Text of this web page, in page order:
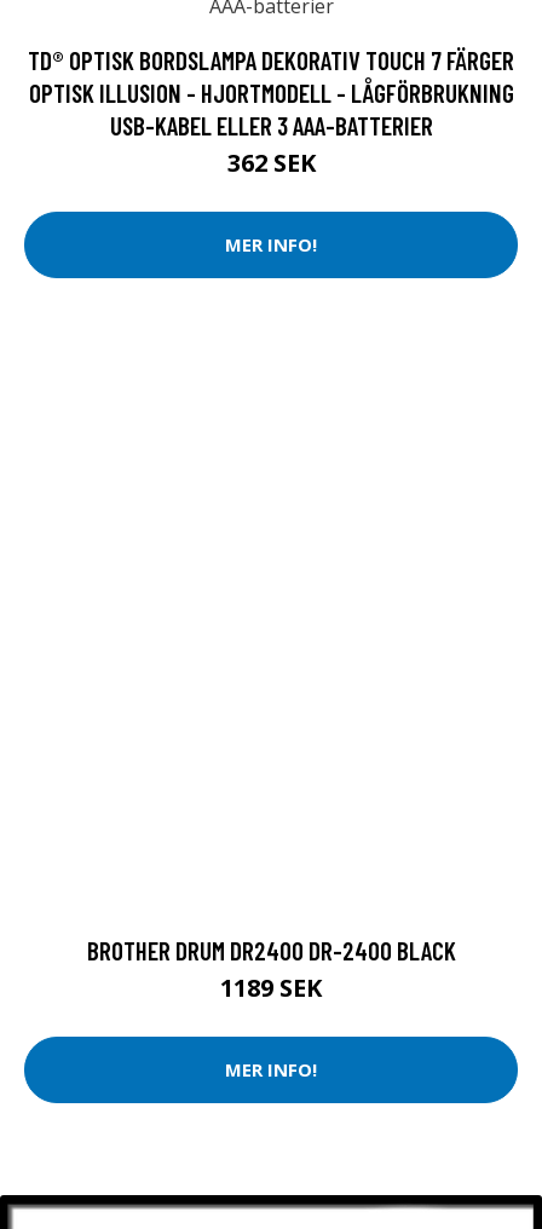
TD® OPTISK BORDSLAMPA DEKORATIV TOUCH 7 FÄRGER
OPTISK ILLUSION - HJORTMODELL - LÅGFÖRBRUKNING
USB-KABEL ELLER 3 AAA-BATTERIER
362 SEK
MER INFO!
BROTHER DRUM DR2400 DR-2400 BLACK
1189 SEK
MER INFO!